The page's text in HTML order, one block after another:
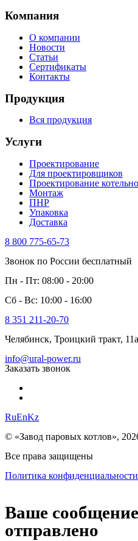
Компания
О компании
Новости
Статьи
Сертификаты
Контакты
Продукция
Вся продукция
Услуги
Проектирование
Для проектировщиков
Проектирование
Монтаж
ПНР
Упаковка
Доставка
8 800 775-65-73
Звонок по России бесплатный
Пн - Пт: 08:00 - 20:00
Сб - Вс: 10:00 - 16:00
8 351 211-20-70
Челябинск, Троицкий тракт, 11а
info@ural-power.ru
Заказать звонок
RuEnKz
© «Завод паровых котлов»,
Все права защищены
Политика конфиденциальности
Ваше
отправлено